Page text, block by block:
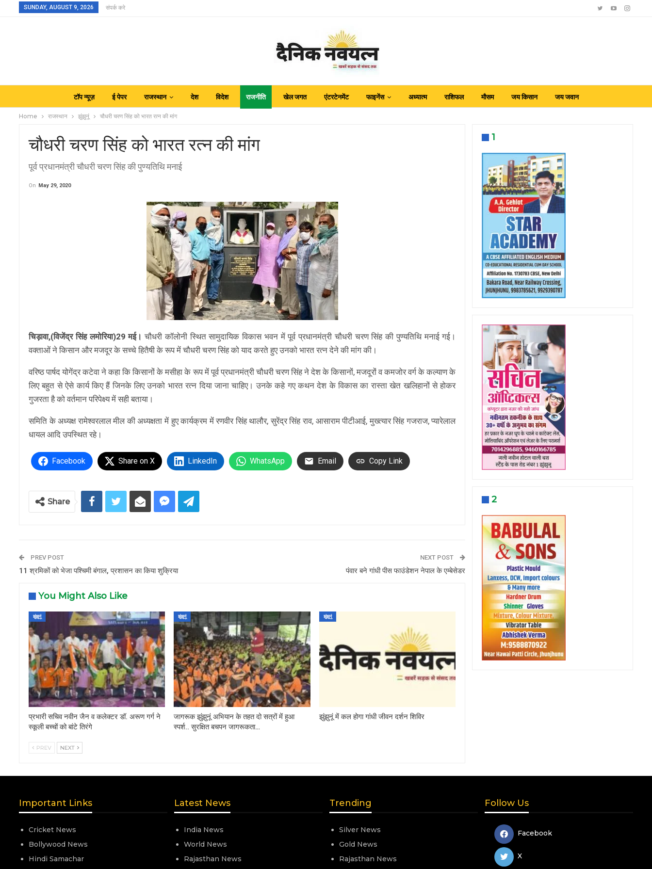
SUNDAY, AUGUST 9, 2026 संपर्क करे
टॉप न्यूज़ ई पेपर राजस्थान देश विदेश राजनीति खेल जगत एंटरटेनमेंट फाइनेंस अध्यात्म राशिफल मौसम जय किसान जय जवान
Home राजस्थान झुंझुनूं चौधरी चरण सिंह को भारत रत्न की मांग
चौधरी चरण सिंह को भारत रत्न की मांग
पूर्व प्रधानमंत्री चौधरी चरण सिंह की पुण्यतिथि मनाई
On May 29, 2020
चिड़ावा,(विजेंद्र सिंह लमोरिया)29 मई। चौधरी कॉलोनी स्थित सामुदायिक विकास भवन में पूर्व प्रधानमंत्री चौधरी चरण सिंह की पुण्यतिथि मनाई गई।
वक्ताओं ने किसान और मजदूर के सच्चे हितैषी के रूप में चौधरी चरण सिंह को याद करते हुए उनको भारत रत्न देने की मांग की।
वरिष्ठ पार्षद योगेंद्र कटेवा ने कहा कि किसानों के मसीहा के रूप में पूर्व प्रधानमंत्री चौधरी चरण सिंह ने देश के किसानों, मजदूरों व कमजोर वर्ग के कल्याण के
लिए बहुत से ऐसे कार्य किए हैं जिनके लिए उनको भारत रत्न दिया जाना चाहिए। उनके कहे गए कथन देश के विकास का रास्ता खेत खलिहानों से होकर
गुजरता है को वर्तमान परिपेक्ष्य में सही बताया।
समिति के अध्यक्ष रामेश्वरलाल मील की अध्यक्षता में हुए कार्यक्रम में रणवीर सिंह थालौर, सुरेंद्र सिंह राव, आसाराम पीटीआई, मुख्त्यार सिंह गजराज, प्यारेलाल
धायल आदि उपस्थित रहे।
Facebook Share on X LinkedIn WhatsApp Email Copy Link
Share
PREV POST
11 श्रमिकों को भेजा पश्चिमी बंगाल, प्रशासन का किया शुक्रिया
NEXT POST
पंवार बने गांधी पीस फाउंडेशन नेपाल के एम्बेसेडर
You Might Also Like
झुंझुनूं
प्रभारी सचिव नवीन जैन व कलेक्टर डॉ. अरूण गर्ग ने
स्कूली बच्चों को बांटे तिरंगे
झुंझुनूं
जागरूक झुंझुनूं अभियान के तहत दो सत्रों में हुआ
स्पर्श.. सुरक्षित बचपन जागरूकता…
झुंझुनूं
झुंझुनूं में कल होगा गांधी जीवन दर्शन शिविर
PREV NEXT
1
2
Important Links
Cricket News
Bollywood News
Hindi Samachar
Latest News
India News
World News
Rajasthan News
Trending
Silver News
Gold News
Rajasthan News
Follow Us
Facebook
X